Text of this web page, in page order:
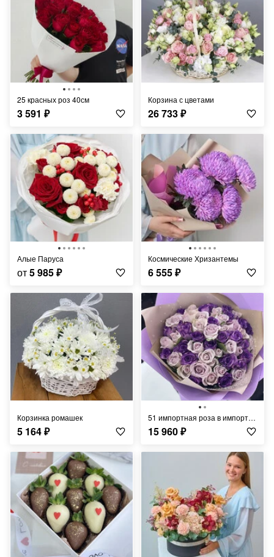
25 красных роз 40см
3 591 ₽
корзина с цветами
26 733₽
Алые Паруса
от5 985₽
Космические Хризантемы
6 555₽
Корзинка ромашек
5 164₽
51 импортная роза в импортной упаковке
15 960₽